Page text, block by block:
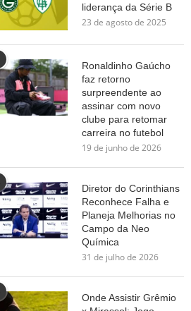
liderança da Série B
23 de agosto de 2025
Ronaldinho Gaúcho
faz retorno
surpreendente ao
assinar com novo
clube para retomar
carreira no futebol
19 de junho de 2026
Diretor do Corinthians
Reconhece Falha e
Planeja Melhorias no
Campo da Neo
Química
31 de julho de 2026
Onde Assistir Grêmio